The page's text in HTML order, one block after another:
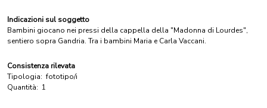
Indicazioni sul soggetto
Bambini giocano nei pressi della cappella della "Madonna di Lourdes",
sentiero sopra Gandria. Tra i bambini Maria e Carla Vaccani.
Consistenza rilevata
Tipologia: fototipo/i
Quantità: 1